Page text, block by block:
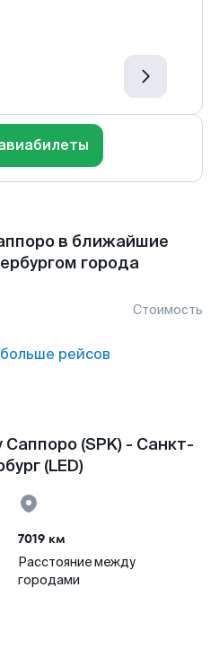
в ближайшие
города
Стоимость
рейсов
(SPK) - Санкт-
(LED)
7019 км
Расстояние между
городами